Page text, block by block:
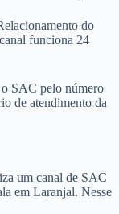
do
funciona 24
SAC pelo número
de atendimento da
um canal de SAC
em Laranjal. Nesse